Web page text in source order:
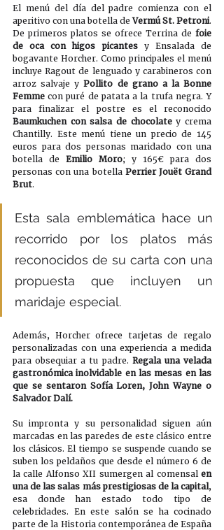
El menú del día del padre comienza con el
aperitivo con una botella de Vermú St. Petroni.
De primeros platos se ofrece Terrina de foie
de oca con higos picantes y Ensalada de
bogavante Horcher. Como principales el menú
incluye Ragout de lenguado y carabineros con
arroz salvaje y Pollito de grano a la Bonne
Femme con puré de patata a la trufa negra. Y
Baumkuchen con salsa de chocolate y crema
Chantilly. Este menú tiene un precio de 145
euros para dos personas maridado con una
botella de Emilio Moro; y 165€ para dos
personas con una botella Perrier Jouët Grand
Brut.
Esta sala emblemática hace un
recorrido por los platos más
reconocidos de su carta con una
propuesta que incluyen un
maridaje especial.
Además, Horcher ofrece tarjetas de regalo
personalizadas con una experiencia a medida
para obsequiar a tu padre. Regala una velada
gastronómica inolvidable en las mesas en las
que se sentaron Sofía Loren, John Wayne o
Salvador Dalí.
Su impronta y su personalidad siguen aún
marcadas en las paredes de este clásico entre
los clásicos. El tiempo se suspende cuando se
suben los peldaños que desde el número 6 de
la calle Alfonso XII sumergen al comensal en
una de las salas más prestigiosas de la capital,
esa donde han estado todo tipo de
celebridades. En este salón se ha cocinado
parte de la Historia contemporánea de España